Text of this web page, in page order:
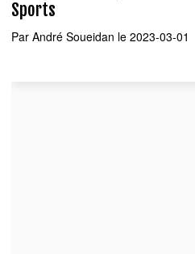
Sports
Par André Soueidan le 2023-03-01